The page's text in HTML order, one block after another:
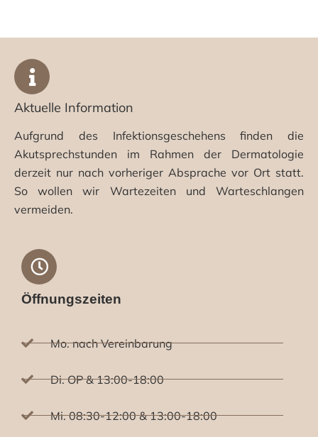
Aktuelle Information
Aufgrund des Infektionsgeschehens finden die
Akutsprechstunden im Rahmen der Dermatologie
derzeit nur nach vorheriger Absprache vor Ort statt.
So wollen wir Wartezeiten und Warteschlangen
vermeiden.
Öffnungszeiten
Mo. nach Vereinbarung
Di. OP & 13:00-18:00
Mi. 08:30-12:00 & 13:00-18:00